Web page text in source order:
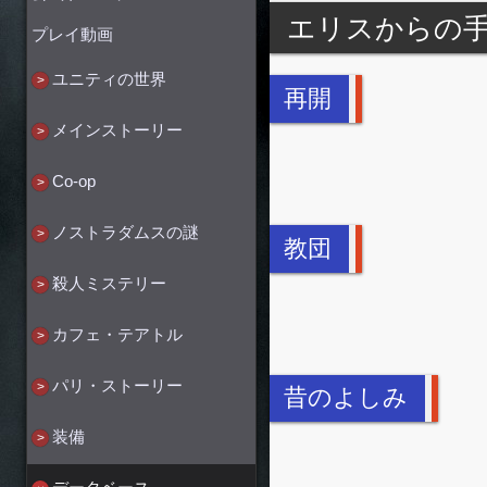
エリスからの
再開
教団
昔のよしみ
プレイ動画
ユニティの世界
メインストーリー
Co-op
ノストラダムスの謎
殺人ミステリー
カフェ・テアトル
パリ・ストーリー
装備